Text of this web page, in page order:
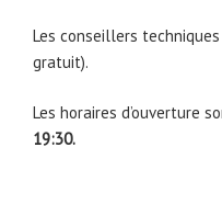
Les conseillers
gratuit).
Les horaires d’ouverture
19:30.